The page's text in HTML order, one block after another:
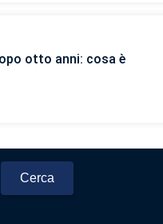
otto anni: cosa è